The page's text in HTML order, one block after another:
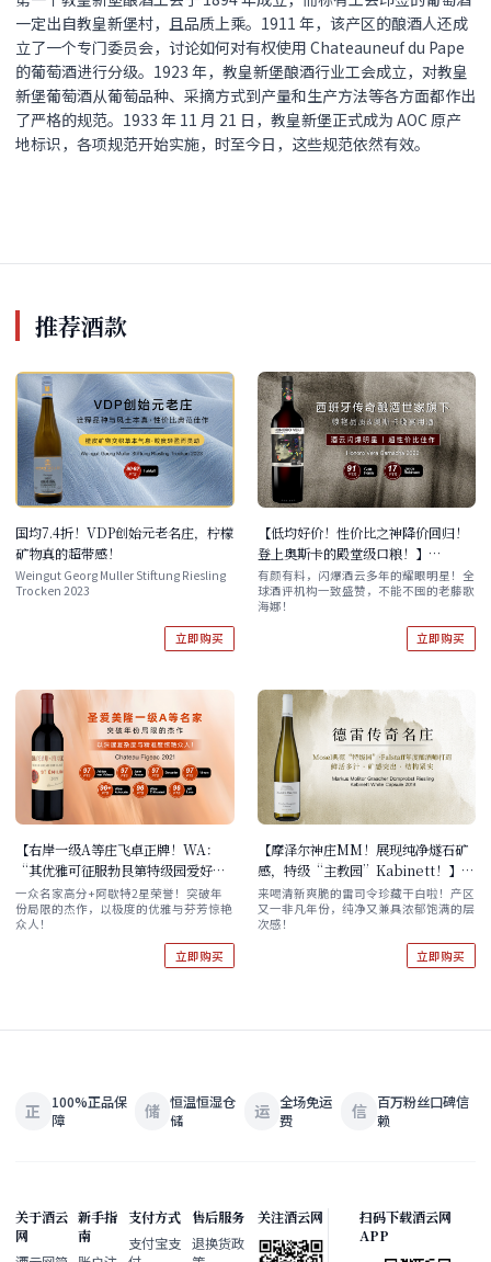
一定出自教皇新堡村，且品质上乘。1911 年，该产区的酿酒人还成
立了一个专门委员会，讨论如何对有权使用 Chateauneuf du Pape
的葡萄酒进行分级。1923 年，教皇新堡酿酒行业工会成立，对教皇
新堡葡萄酒从葡萄品种、采摘方式到产量和生产方法等各方面都作出
了严格的规范。1933 年 11 月 21 日，教皇新堡正式成为 AOC 原产
地标识，各项规范开始实施，时至今日，这些规范依然有效。
推荐酒款
国均7.4折！VDP创始元老名庄，柠檬
矿物真的超带感！
Weingut Georg Muller Stiftung Riesling
Trocken 2023
立即购买
【低均好价！性价比之神降价回归！
登上奥斯卡的殿堂级口粮！】
Honoro Vera Garnacha 2022 单
支/双支/六支原箱
有颜有料，闪爆酒云多年的耀眼明星！全
球酒评机构一致盛赞，不能不囤的老藤歌
海娜！
立即购买
【右岸一级A等庄飞卓正牌！WA：
“其优雅可征服勃艮第特级园爱好
者”！】Chateau Figeac 2021
一众名家高分+阿歇特2星荣誉！突破年
份局限的杰作，以极度的优雅与芬芳惊艳
众人！
立即购买
【摩泽尔神庄MM！展现纯净燧石矿
感，特级“主教园”Kabinett！】
Markus Molitor Graacher
Domprobst Riesling Kabinett
White Capsule 2018
来喝清新爽脆的雷司令珍藏干白啦！产区
又一非凡年份，纯净又兼具浓郁饱满的层
次感！
立即购买
正
100%正品保
障
储 恒温恒湿仓
储
运 全场免运
费
信 百万粉丝口碑信
赖
关于酒云
网
新手指
南
支付方式
支付宝支
售后服务
退换货政
关注酒云网
扫码下载酒云网
APP